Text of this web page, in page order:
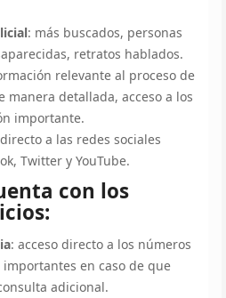
: más buscados, personas
retratos hablados.
relevante al proceso de
manera detallada, acceso a los
importante.
a las redes sociales
Twitter y YouTube.
con los
: acceso directo a los números
en caso de que
adicional.